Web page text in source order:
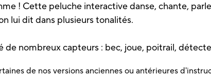
! Cette peluche interactive danse, chante,
lui dit dans plusieurs tonalités.
de nombreux capteurs : bec, joue, poitrail,
de nos versions anciennes ou antérieures